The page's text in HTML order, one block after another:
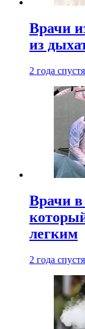
Врачи
из
2 года спустя
Врачи
легким
2 года спустя